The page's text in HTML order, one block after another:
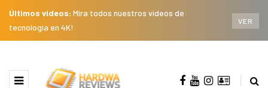
Últimos videos: Mira todos nuestros videos de
tecnología en 4K!
VER